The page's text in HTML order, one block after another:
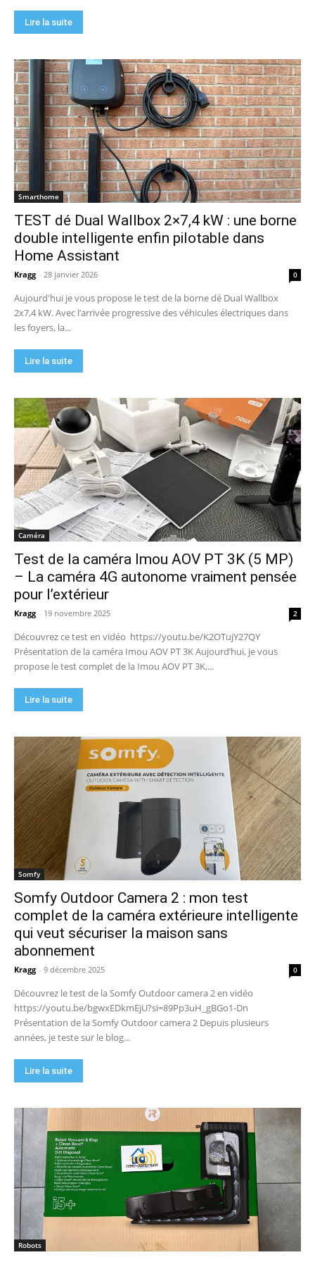
Lire la suite
Smarthome
TEST dé Dual Wallbox 2×7,4 kW : une borne
double intelligente enfin pilotable dans
Home Assistant
Kragg - 28 janvier 2026 0
Aujourd'hui je vous propose le test de la borne dé Dual Wallbox
2x7,4 kW. Avec l’arrivée progressive des véhicules électriques dans
les foyers, la...
Lire la suite
Caméra
Test de la caméra Imou AOV PT 3K (5 MP)
– La caméra 4G autonome vraiment pensée
pour l’extérieur
Kragg - 19 novembre 2025 2
Découvrez ce test en vidéo https://youtu.be/K2OTujY27QY
Présentation de la caméra Imou AOV PT 3K Aujourd’hui, je vous
propose le test complet de la Imou AOV PT 3K,...
Lire la suite
Somfy
Somfy Outdoor Camera 2 : mon test
complet de la caméra extérieure intelligente
qui veut sécuriser la maison sans
abonnement
Kragg - 9 décembre 2025 0
Découvrez le test de la Somfy Outdoor camera 2 en vidéo
https://youtu.be/bgwxEDkmEjU?si=89Pp3uH_gBGo1-Dn
Présentation de la Somfy Outdoor camera 2 Depuis plusieurs
années, je teste sur le blog...
Lire la suite
Robots